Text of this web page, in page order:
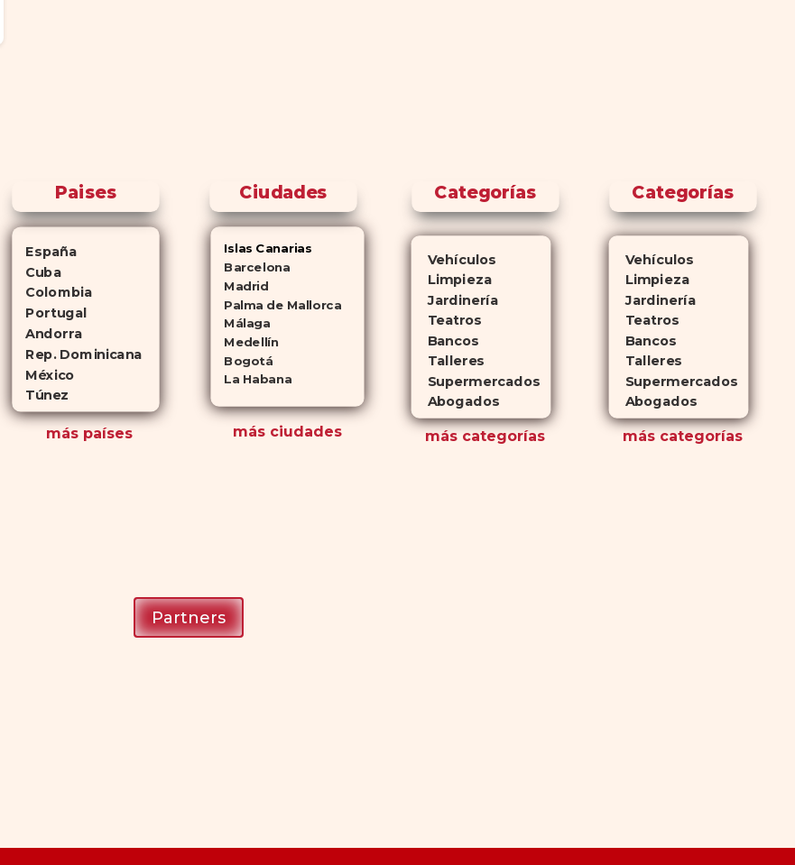
Paises
España
Cuba
Colombia
Portugal
Andorra
Rep. Dominicana
México
Túnez
más países
Ciudades
Islas Canarias
Barcelona
Madrid
Palma de Mallorca
Málaga
Medellín
Bogotá
La Habana
más ciudades
Categorías
Vehículos
Limpieza
Jardinería
Teatros
Bancos
Talleres
Supermercados
Abogados
más categorías
Categorías
Vehículos
Limpieza
Jardinería
Teatros
Bancos
Talleres
Supermercados
Abogados
más categorías
Partners